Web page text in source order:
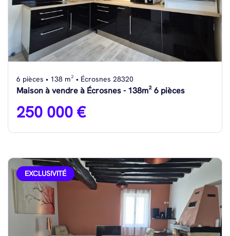
6 pièces • 138 m² • Écrosnes 28320
Maison à vendre à Écrosnes - 138m² 6 pièces
250 000 €
EXCLUSIVITÉ